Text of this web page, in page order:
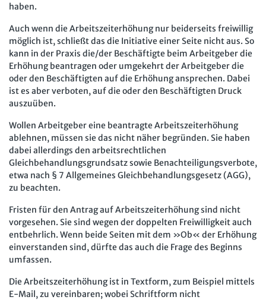
haben.
Auch wenn die Arbeitszeiterhöhung nur beiderseits freiwillig
möglich ist, schließt das die Initiative einer Seite nicht aus. So
kann in der Praxis die/der Beschäftigte beim Arbeitgeber die
Erhöhung beantragen oder umgekehrt der Arbeitgeber die
oder den Beschäftigten auf die Erhöhung ansprechen. Dabei
ist es aber verboten, auf die oder den Beschäftigten Druck
auszuüben.
Wollen Arbeitgeber eine beantragte Arbeitszeiterhöhung
ablehnen, müssen sie das nicht näher begründen. Sie haben
dabei allerdings den arbeitsrechtlichen
Gleichbehandlungsgrundsatz sowie Benachteiligungsverbote,
etwa nach § 7 Allgemeines Gleichbehandlungsgesetz (AGG),
zu beachten.
Fristen für den Antrag auf Arbeitszeiterhöhung sind nicht
vorgesehen. Sie sind wegen der doppelten Freiwilligkeit auch
entbehrlich. Wenn beide Seiten mit dem »Ob« der Erhöhung
einverstanden sind, dürfte das auch die Frage des Beginns
umfassen.
Die Arbeitszeiterhöhung ist in Textform, zum Beispiel mittels
E-Mail, zu vereinbaren; wobei Schriftform nicht